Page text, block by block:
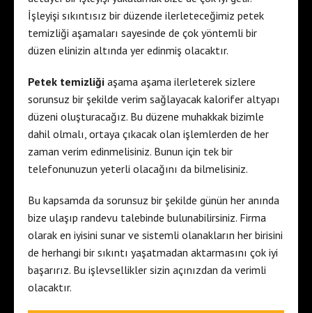
İşleyişi sıkıntısız bir düzende ilerleteceğimiz petek
temizliği aşamaları sayesinde de çok yöntemli bir
düzen elinizin altında yer edinmiş olacaktır.
Petek temizliği aşama aşama ilerleterek sizlere
sorunsuz bir şekilde verim sağlayacak kalorifer altyapı
düzeni oluşturacağız. Bu düzene muhakkak bizimle
dahil olmalı, ortaya çıkacak olan işlemlerden de her
zaman verim edinmelisiniz. Bunun için tek bir
telefonunuzun yeterli olacağını da bilmelisiniz.
Bu kapsamda da sorunsuz bir şekilde günün her anında
bize ulaşıp randevu talebinde bulunabilirsiniz. Firma
olarak en iyisini sunar ve sistemli olanakların her birisini
de herhangi bir sıkıntı yaşatmadan aktarmasını çok iyi
başarırız. Bu işlevsellikler sizin açınızdan da verimli
olacaktır.